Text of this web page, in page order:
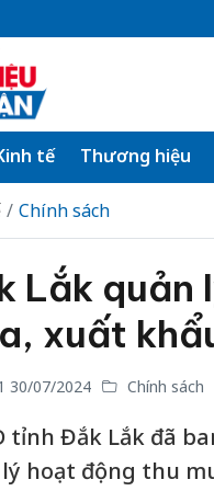
tế Thương hiệu
Chính sách
Lắk quản
xuất
30/07/2024 Chính sách
tỉnh Đắk Lắk đã
hoạt động thu